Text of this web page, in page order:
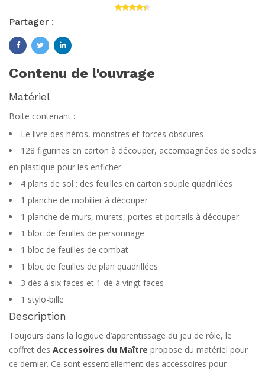
Partager :
Contenu de l'ouvrage
Matériel
Boite contenant :
Le livre des héros, monstres et forces obscures
128 figurines en carton à découper, accompagnées de socles
en plastique pour les enficher
4 plans de sol : des feuilles en carton souple quadrillées
1 planche de mobilier à découper
1 planche de murs, murets, portes et portails à découper
1 bloc de feuilles de personnage
1 bloc de feuilles de combat
1 bloc de feuilles de plan quadrillées
3 dés à six faces et 1 dé à vingt faces
1 stylo-bille
Description
Toujours dans la logique d’apprentissage du jeu de rôle, le
coffret des Accessoires du Maître propose du matériel pour
ce dernier. Ce sont essentiellement des accessoires pour